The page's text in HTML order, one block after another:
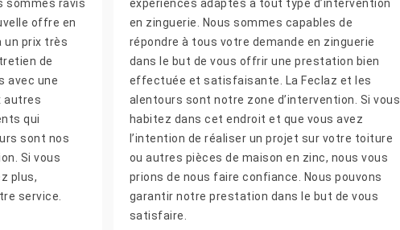
sommes ravis
offre en
un prix très
de
avec une
autres
qui
sont nos
Si vous
plus,
service.
expériences adaptés à tout type d’intervention
en zinguerie. Nous sommes capables de
répondre à tous votre demande en zinguerie
dans le but de vous offrir une prestation bien
effectuée et satisfaisante. La Feclaz et les
alentours sont notre zone d’intervention. Si vous
habitez dans cet endroit et que vous avez
l’intention de réaliser un projet sur votre toiture
ou autres pièces de maison en zinc, nous vous
prions de nous faire confiance. Nous pouvons
garantir notre prestation dans le but de vous
satisfaire.